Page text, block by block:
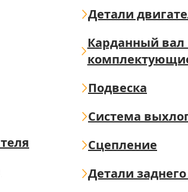
Детали
Карданный вал
Подвеска
Система
Сцепление
Детали